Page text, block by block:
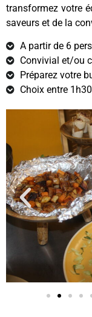
transformez votre
saveurs et de la
A partir de 6
Convivial et/ou
Préparez votre
Choix entre